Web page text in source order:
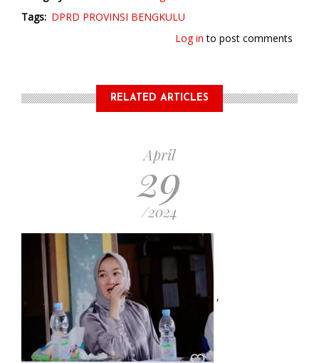
Tags DPRD PROVINSI BENGKULU
Log in to post comments
RELATED ARTICLES
April
29
/2024
,